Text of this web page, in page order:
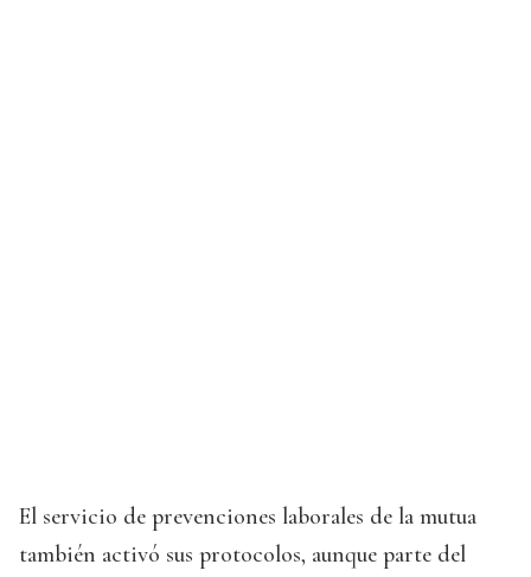
El servicio de prevenciones laborales de la mutua
también activó sus protocolos, aunque parte del